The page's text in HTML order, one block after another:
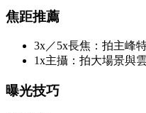
焦距推薦
3x／5x長焦：拍主峰
1x主攝：拍大場景與
曝光技巧